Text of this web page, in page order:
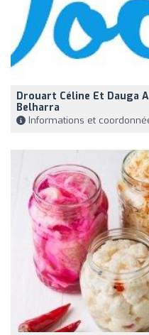
Drouart Céline Et Dauga
Belharra
Informations et